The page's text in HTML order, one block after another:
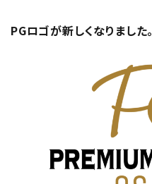
PGロゴが新しくなりました。